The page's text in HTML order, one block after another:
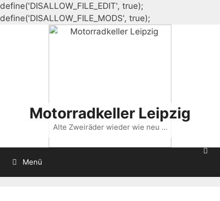
define('DISALLOW_FILE_EDIT', true);
define('DISALLOW_FILE_MODS', true);
Inhalt
Motorradkeller Leipzig
Alte Zweiräder wieder wie neu …
Menü